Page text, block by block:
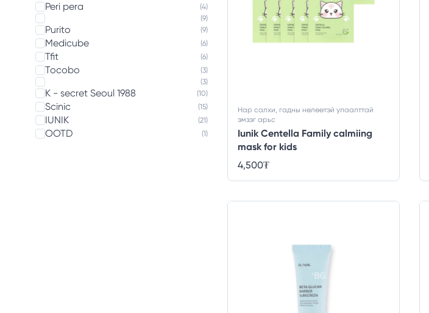
Peri pera
(4)
(9)
Purito (9)
Medicube (6)
Tfit (6)
Tocobo
(3)
(3)
K - secret Seoul 1988 (10)
Scinic (15)
IUNIK (21)
OOTD (1)
Iunik Centella Family calmiing
mask for kids
Нар салхи, гадны нөлөөтэй улаалттай
эмзэг арьс
4,500₮